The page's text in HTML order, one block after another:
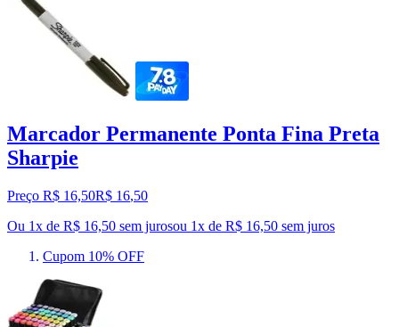
Marcador Permanente Ponta Fina Preta
Sharpie
Preço R$ 16,50R$ 16,50
Ou 1x de R$ 16,50 sem jurosou 1x de R$ 16,50 sem juros
Cupom 10% OFF